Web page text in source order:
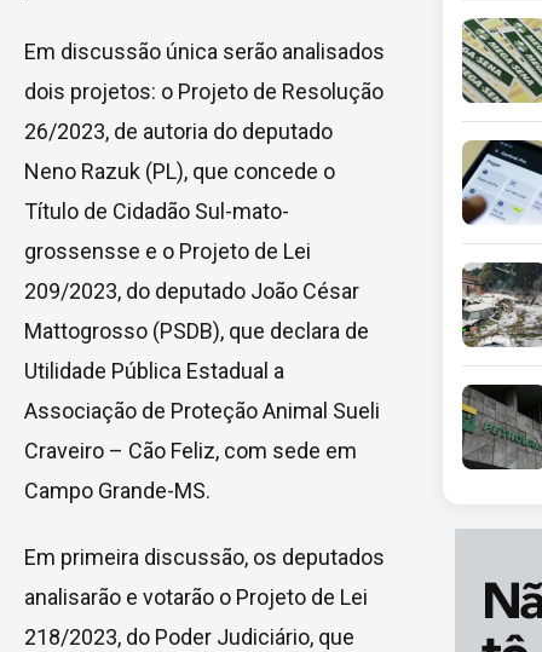
Em discussão única serão analisados
dois projetos: o Projeto de Resolução
26/2023, de autoria do deputado
Neno Razuk (PL), que concede o
Título de Cidadão Sul-mato-
grossensse e o Projeto de Lei
209/2023, do deputado João César
Mattogrosso (PSDB), que declara de
Utilidade Pública Estadual a
Associação de Proteção Animal Sueli
Craveiro – Cão Feliz, com sede em
Campo Grande-MS.
Em primeira discussão, os deputados
analisarão e votarão o Projeto de Lei
218/2023, do Poder Judiciário, que